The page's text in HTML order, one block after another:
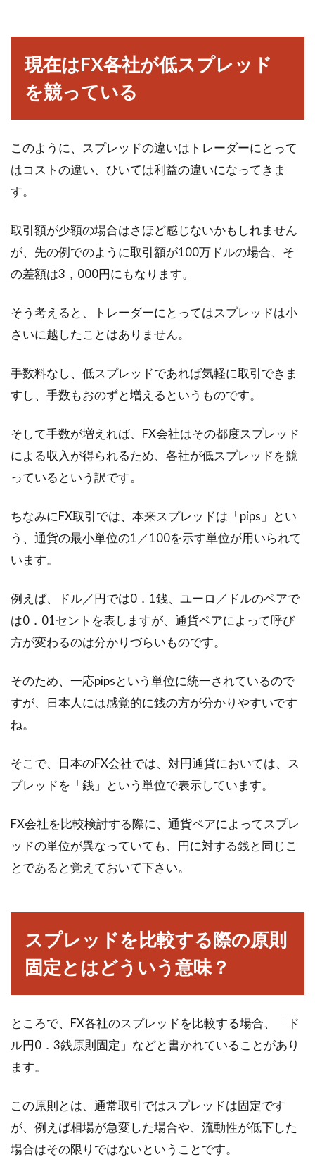
現在はFX各社が低スプレッド
を競っている
このように、スプレッドの違いはトレーダーにとって
はコストの違い、ひいては利益の違いになってきま
す。
取引額が少額の場合はさほど感じないかもしれません
が、先の例でのように取引額が100万ドルの場合、そ
の差額は3，000円にもなります。
そう考えると、トレーダーにとってはスプレッドは小
さいに越したことはありません。
手数料なし、低スプレッドであれば気軽に取引できま
すし、手数もおのずと増えるというものです。
そして手数が増えれば、FX会社はその都度スプレッド
による収入が得られるため、各社が低スプレッドを競
っているという訳です。
ちなみにFX取引では、本来スプレッドは「pips」とい
う、通貨の最小単位の1／100を示す単位が用いられて
います。
例えば、ドル／円では0．1銭、ユーロ／ドルのペアで
は0．01セントを表しますが、通貨ペアによって呼び
方が変わるのは分かりづらいものです。
そのため、一応pipsという単位に統一されているので
すが、日本人には感覚的に銭の方が分かりやすいです
ね。
そこで、日本のFX会社では、対円通貨においては、ス
プレッドを「銭」という単位で表示しています。
FX会社を比較検討する際に、通貨ペアによってスプレ
ッドの単位が異なっていても、円に対する銭と同じこ
とであると覚えておいて下さい。
スプレッドを比較する際の原則
固定とはどういう意味？
ところで、FX各社のスプレッドを比較する場合、「ド
ル円0．3銭原則固定」などと書かれていることがあり
ます。
この原則とは、通常取引ではスプレッドは固定です
が、例えば相場が急変した場合や、流動性が低下した
場合はその限りではないということです。